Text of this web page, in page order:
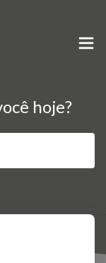
hoje?